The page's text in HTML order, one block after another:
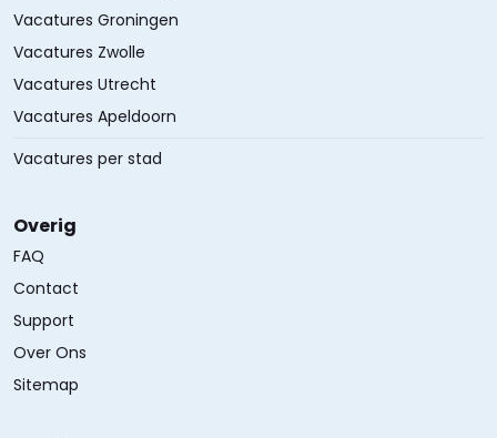
Vacatures Groningen
Vacatures Zwolle
Vacatures Utrecht
Vacatures Apeldoorn
Vacatures per stad
Overig
FAQ
Contact
Support
Over Ons
Sitemap